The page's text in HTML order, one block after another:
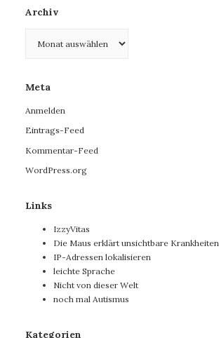
Archiv
Meta
Anmelden
Eintrags-Feed
Kommentar-Feed
WordPress.org
Links
IzzyVitas
Die Maus erklärt unsichtbare Krankheiten
IP-Adressen lokalisieren
leichte Sprache
Nicht von dieser Welt
noch mal Autismus
Kategorien